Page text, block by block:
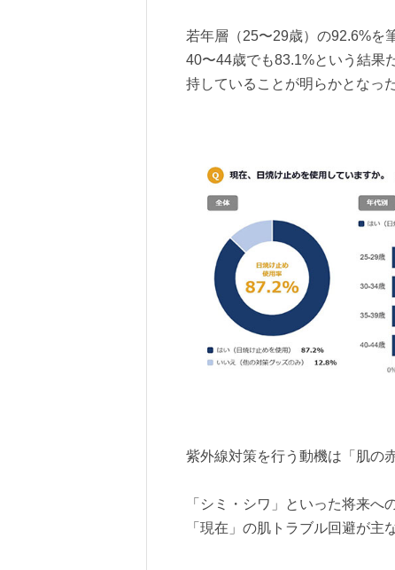
若年層（25〜29歳）の92.6%を
40〜44歳でも83.1%という結果
持していることが明らかとなった
紫外線対策を行う動機は「肌の
「シミ・シワ」といった将来
「現在」の肌トラブル回避が主